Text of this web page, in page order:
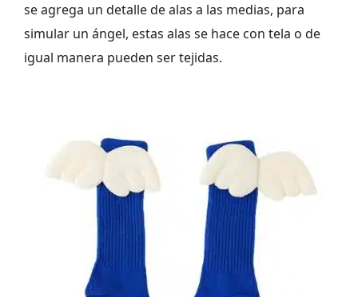
se agrega un detalle de alas a las medias, para
simular un ángel, estas alas se hace con tela o de
igual manera pueden ser tejidas.